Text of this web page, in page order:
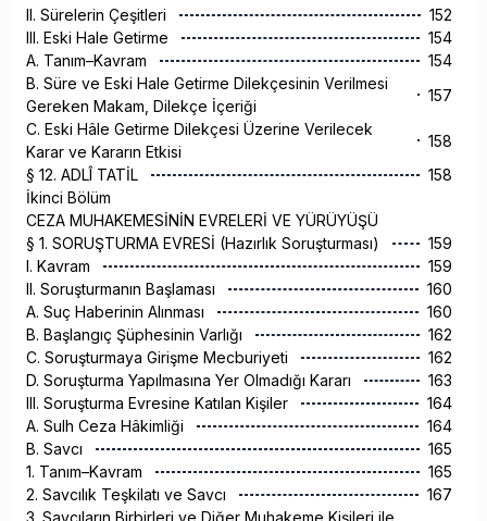
II. Sürelerin Çeşitleri
152
III. Eski Hale Getirme
154
A. Tanım–Kavram
154
B. Süre ve Eski Hale Getirme Dilekçesinin Verilmesi
Gereken Makam, Dilekçe İçeriği
157
C. Eski Hâle Getirme Dilekçesi Üzerine Verilecek
Karar ve Kararın Etkisi
158
§ 12. ADLÎ TATİL
158
İkinci Bölüm
CEZA MUHAKEMESİNİN EVRELERİ VE YÜRÜYÜŞÜ
§ 1. SORUŞTURMA EVRESİ (Hazırlık Soruşturması)
159
I. Kavram
159
II. Soruşturmanın Başlaması
160
A. Suç Haberinin Alınması
160
B. Başlangıç Şüphesinin Varlığı
162
C. Soruşturmaya Girişme Mecburiyeti
162
D. Soruşturma Yapılmasına Yer Olmadığı Kararı
163
III. Soruşturma Evresine Katılan Kişiler
164
A. Sulh Ceza Hâkimliği
164
B. Savcı
165
1. Tanım–Kavram
165
2. Savcılık Teşkilatı ve Savcı
167